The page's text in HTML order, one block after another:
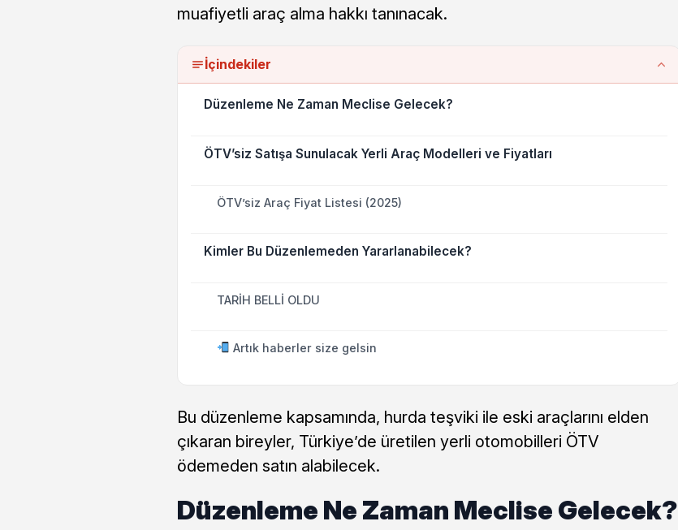
muafiyetli araç alma hakkı tanınacak.
İçindekiler
Düzenleme Ne Zaman Meclise Gelecek?
ÖTV’siz Satışa Sunulacak Yerli Araç Modelleri ve Fiyatları
ÖTV’siz Araç Fiyat Listesi (2025)
Kimler Bu Düzenlemeden Yararlanabilecek?
TARİH BELLİ OLDU
Artık haberler size gelsin
Bu düzenleme kapsamında, hurda teşviki ile eski araçlarını elden
çıkaran bireyler, Türkiye’de üretilen yerli otomobilleri ÖTV
ödemeden satın alabilecek.
Düzenleme Ne Zaman Meclise Gelecek?